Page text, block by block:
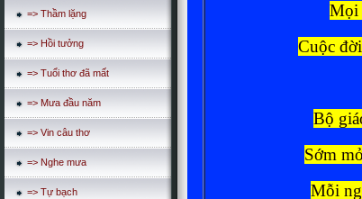
=> Thầm lặng
=> Hồi tưởng
=> Tuổi thơ đã mất
=> Mưa đầu năm
=> Vin câu thơ
=> Nghe mưa
=> Tự bạch
Mọi
Cuộc
Bộ
Sớm
Mỗi